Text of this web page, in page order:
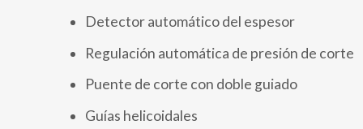
Detector automático del espesor
Regulación automática de presión de corte
Puente de corte con doble guiado
Guías helicoidales